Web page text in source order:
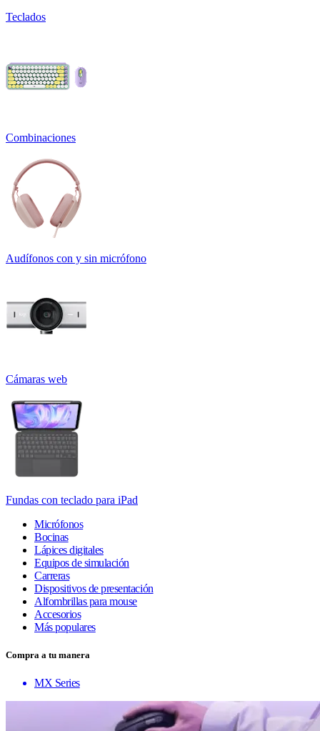
Teclados
Combinaciones
Audífonos con y sin micrófono
Cámaras web
Fundas con teclado para iPad
Micrófonos
Bocinas
Lápices digitales
Equipos de simulación
Carreras
Dispositivos de presentación
Alfombrillas para mouse
Accesorios
Más populares
Compra a tu manera
MX Series